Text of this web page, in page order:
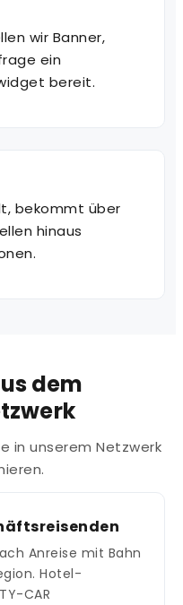
wir Banner,
ein
bereit.
bekommt über
hinaus
dem
in unserem Netzwerk
Anreise mit Bahn
Hotel-
CAR